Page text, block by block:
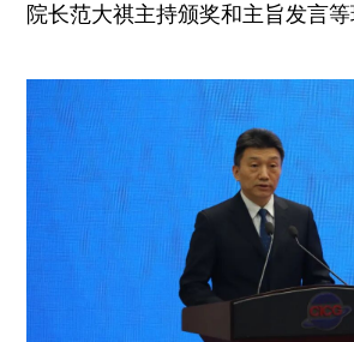
院长范大祺主持颁奖和主旨发言等